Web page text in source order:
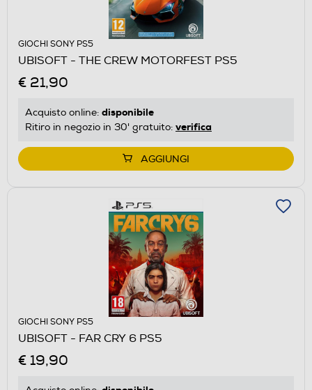
GIOCHI SONY PS5
UBISOFT - THE CREW MOTORFEST PS5
€ 21,90
Acquisto online: disponibile
Ritiro in negozio in 30' gratuito: verifica
AGGIUNGI
GIOCHI SONY PS5
UBISOFT - FAR CRY 6 PS5
€ 19,90